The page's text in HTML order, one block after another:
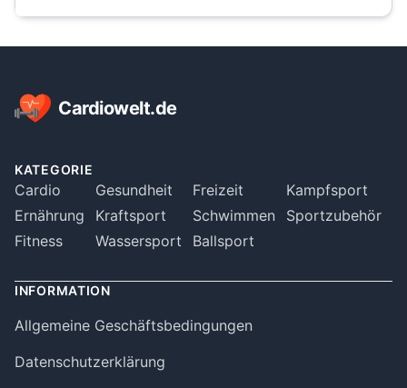
Cardiowelt.de
KATEGORIE
Cardio
Ernährung
Fitness
Gesundheit
Kraftsport
Wassersport
Freizeit
Schwimmen
Ballsport
Kampfsport
Sportzubehör
INFORMATION
Allgemeine Geschäftsbedingungen
Datenschutzerklärung